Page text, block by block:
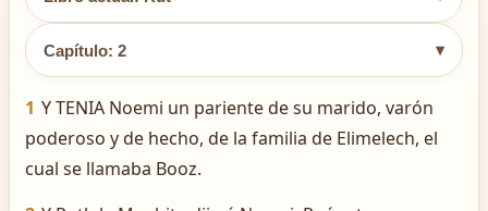
Capítulo: 2 ▾
1 Y TENIA Noemi un pariente de su marido, varón
poderoso y de hecho, de la familia de Elimelech, el
cual se llamaba Booz.